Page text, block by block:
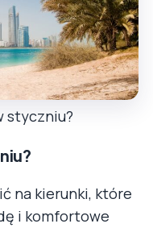
styczniu?
na kierunki, które
i komfortowe